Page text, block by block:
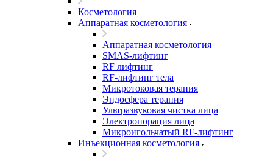
Косметология
Аппаратная косметология
Аппаратная косметология
SMAS-лифтинг
RF лифтинг
RF-лифтинг тела
Микротоковая терапия
Эндосфера терапия
Ультразвуковая чистка лица
Электропорация лица
Микроигольчатый RF-лифтинг
Инъекционная косметология